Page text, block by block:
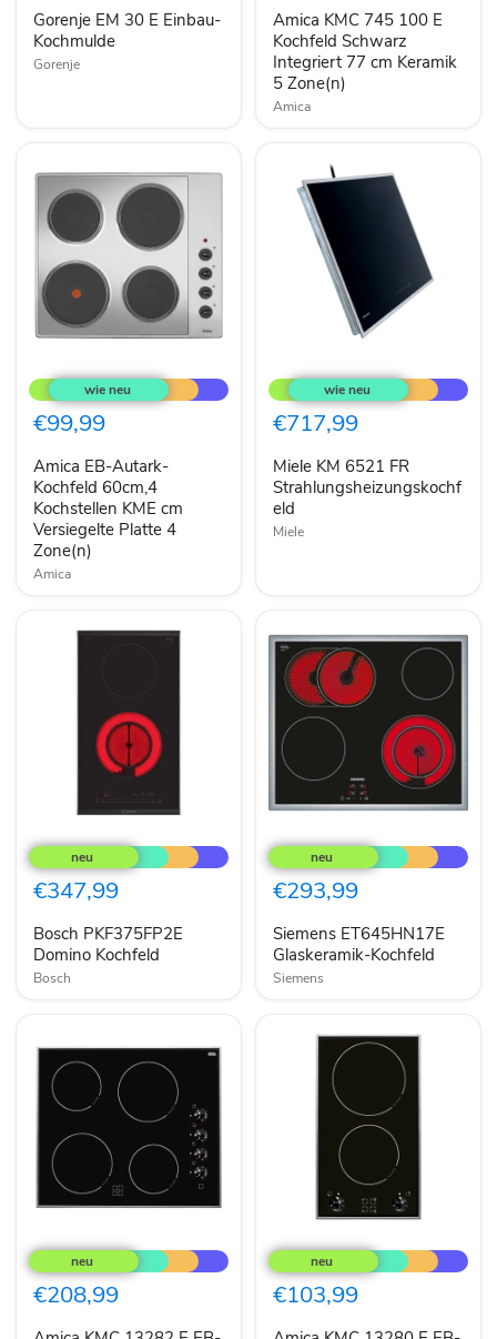
Gorenje EM 30 E Einbau-
Kochmulde
Gorenje
Schwarz
Integriert
77
cm
Keramik
5
Amica KMC 745 100 E
Kochfeld Schwarz
Integriert 77 cm Keramik
5 Zone(n)
Amica
EB-
Autark-
Kochfeld
60cm,4
KME
cm
Versiegelte
Platte
4
Zone(n)
€99,99
Amica EB-Autark-
Kochfeld 60cm,4
Kochstellen KME cm
Versiegelte Platte 4
Zone(n)
Amica
KM
6521
FR
Strahlungsheizungskochfeld
€717,99
Miele KM 6521 FR
Strahlungsheizungskochf
eld
Miele
PKF375FP2E
Domino
Kochfeld
€347,99
Bosch PKF375FP2E
Domino Kochfeld
Bosch
ET645HN17E
Glaskeramik-
Kochfeld
€293,99
Siemens ET645HN17E
Glaskeramik-Kochfeld
Siemens
KMC
13282
E
EB-
€208,99
KMC
13280
E
EB-
€103,99